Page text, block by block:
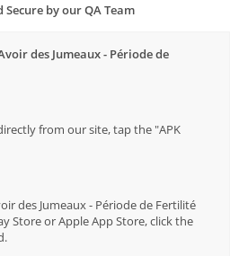
Secure by our QA Team
des Jumeaux - Période de
from our site, tap the "APK
des Jumeaux - Période de Fertilité
Store or Apple App Store, click the